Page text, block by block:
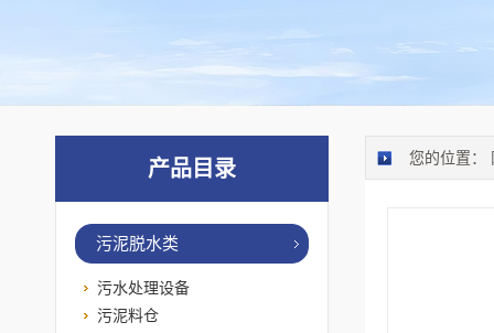
您的位置：
产品目录
污泥脱水类
污水处理设备
污泥料仓